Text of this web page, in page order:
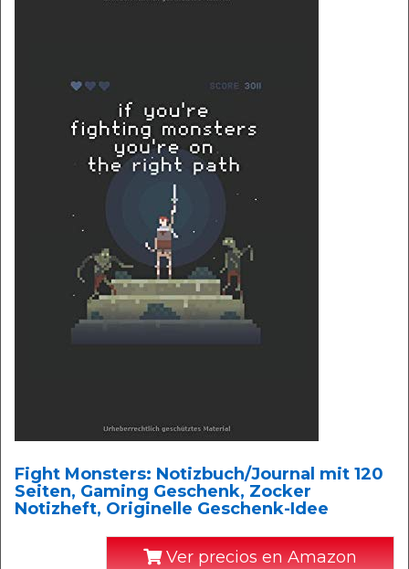
Fight Monsters: Notizbuch/Journal mit 120
Seiten, Gaming Geschenk, Zocker
Notizheft, Originelle Geschenk-Idee
Ver precios en Amazon